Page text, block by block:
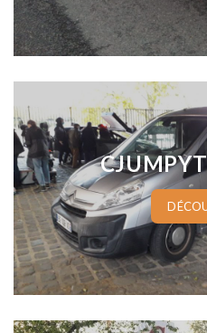
www.cineautos.com
www.cineautos.com